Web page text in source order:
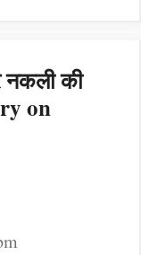
की
on